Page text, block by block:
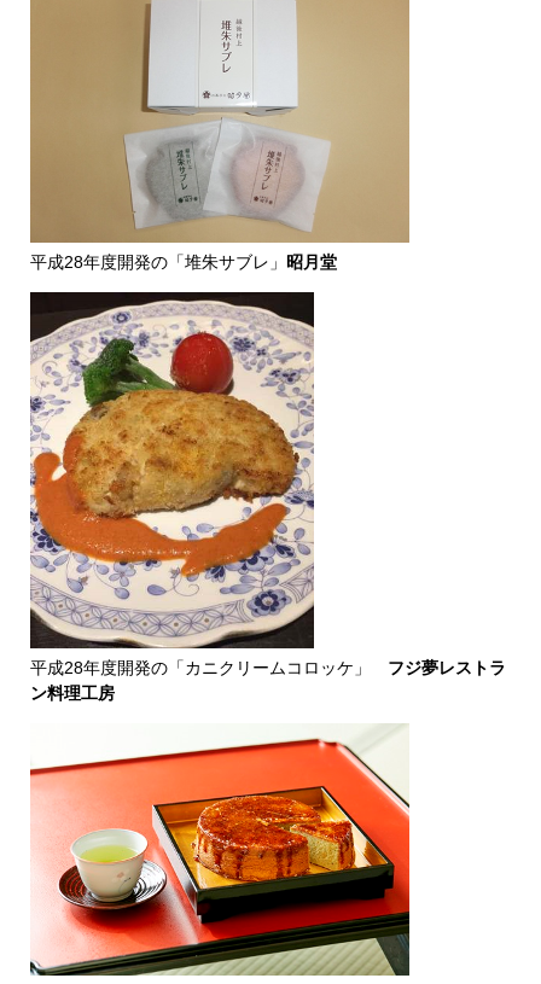
平成28年度開発の「堆朱サブレ」 昭月堂
平成28年度開発の「カニクリームコロッケ」 フジ夢レストラ
ン料理工房